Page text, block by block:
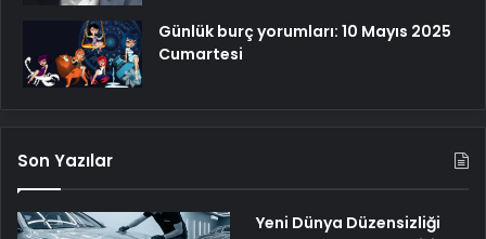
Günlük burç yorumları: 10 Mayıs 2025
Cumartesi
Son Yazılar
Yeni Dünya Düzensizliği